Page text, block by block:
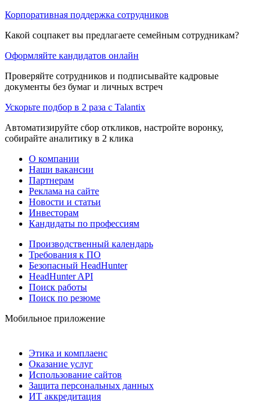
Корпоративная поддержка сотрудников
Какой соцпакет вы предлагаете семейным сотрудникам?
Оформляйте кандидатов онлайн
Проверяйте сотрудников и подписывайте кадровые
документы без бумаг и личных встреч
Ускорьте подбор в 2 раза с Talantix
Автоматизируйте сбор откликов, настройте воронку,
собирайте аналитику в 2 клика
О компании
Наши вакансии
Партнерам
Реклама на сайте
Новости и статьи
Инвесторам
Кандидаты по профессиям
Производственный календарь
Требования к ПО
Безопасный HeadHunter
HeadHunter API
Поиск работы
Поиск по резюме
Мобильное приложение
Этика и комплаенс
Оказание услуг
Использование сайтов
Защита персональных данных
ИТ аккредитация